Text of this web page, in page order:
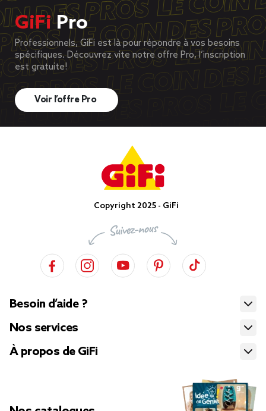
GiFiPro
Professionnels, GiFi est là pour répondre à vos besoins
spécifiques. Découvrez vite notre offre Pro, l’inscription
est gratuite!
Voir l’offre Pro
Copyright 2025 - GiFi
Besoin d’aide ?
Nos services
À propos de GiFi